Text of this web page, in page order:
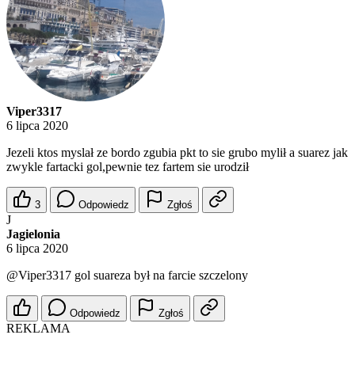
Viper3317
6 lipca 2020
Jezeli ktos myslał ze bordo zgubia pkt to sie grubo mylił a suarez jak
zwykle fartacki gol,pewnie tez fartem sie urodził
3 Odpowiedz Zgłoś
J
Jagielonia
6 lipca 2020
@Viper3317 gol suareza był na farcie szczelony
Odpowiedz Zgłoś
REKLAMA